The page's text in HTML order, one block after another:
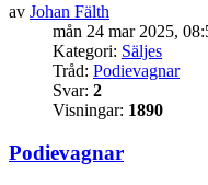
av Johan Fälth
mån 24 mar 2025,
Kategori: Säljes
Tråd: Podievagnar
Svar: 2
Visningar: 1890
Podievagnar